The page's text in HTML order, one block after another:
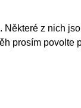
z nich
prosím povolte